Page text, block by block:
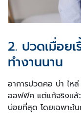
2. ปวดเมื่อย
ทำงานนาน
อาการปวดคอ บ่า ไห
ออฟฟิศ แต่แท้จริงแล้
บ่อยที่สุด โดยเฉพาะใ